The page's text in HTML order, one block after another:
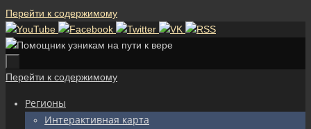
Перейти к содержимому
Перейти к содержимому
Регионы
Интерактивная карта